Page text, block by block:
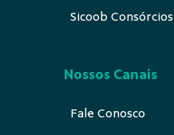
Sicoob Consórcios
Nossos Canais
Fale Conosco